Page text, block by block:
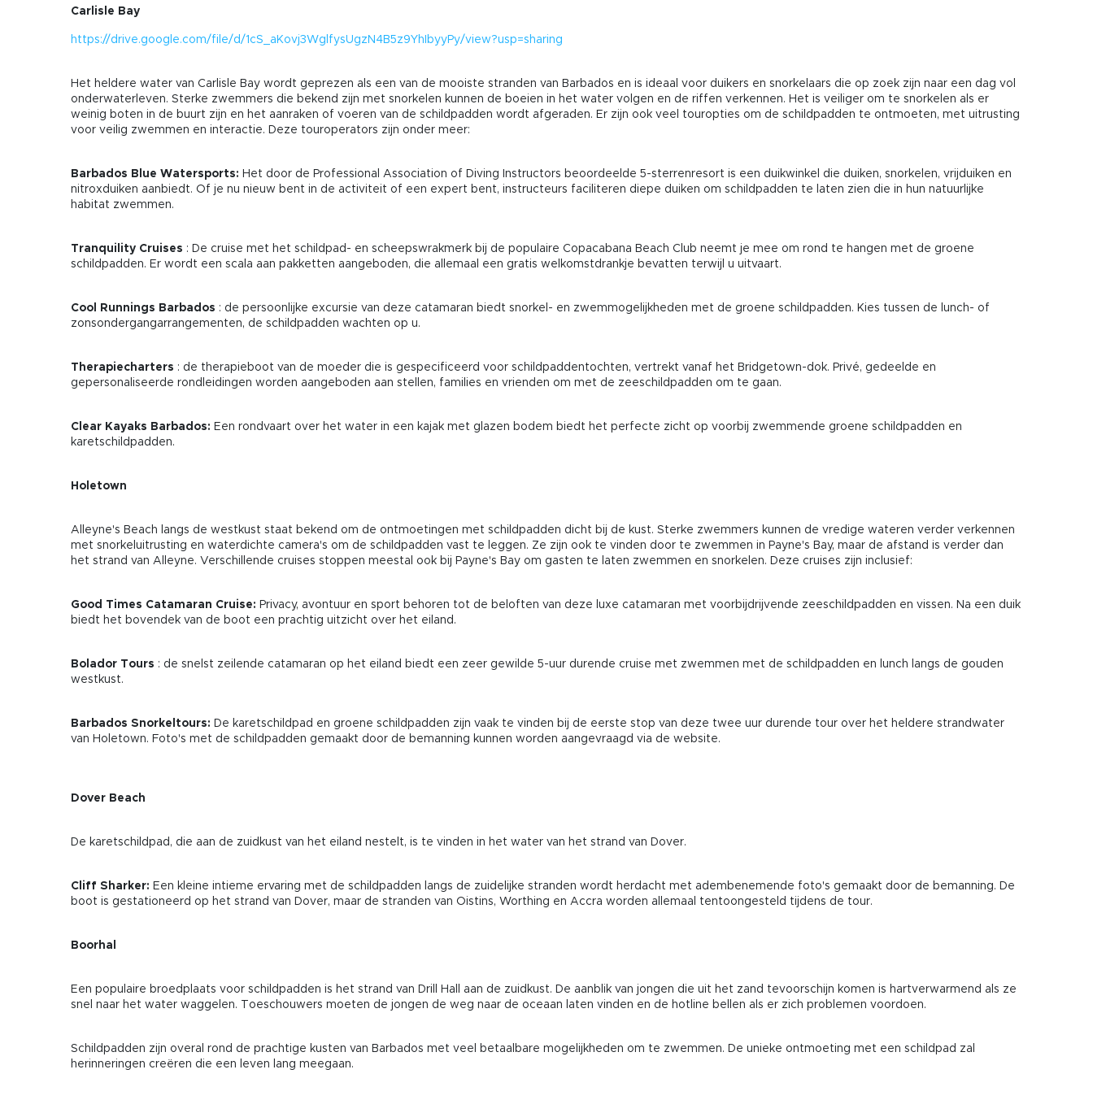
Carlisle Bay
https://drive.google.com/file/d/1cS_aKovj3WglfysUgzN4B5z9YhIbyyPy/view?usp=sharing
Het heldere water van Carlisle Bay wordt geprezen als een van de mooiste stranden van Barbados en is ideaal voor duikers en snorkelaars die op zoek zijn naar een dag vol
onderwaterleven. Sterke zwemmers die bekend zijn met snorkelen kunnen de boeien in het water volgen en de riffen verkennen. Het is veiliger om te snorkelen als er
weinig boten in de buurt zijn en het aanraken of voeren van de schildpadden wordt afgeraden. Er zijn ook veel touropties om de schildpadden te ontmoeten, met uitrusting
voor veilig zwemmen en interactie. Deze touroperators zijn onder meer:
Barbados Blue Watersports: Het door de Professional Association of Diving Instructors beoordeelde 5-sterrenresort is een duikwinkel die duiken, snorkelen, vrijduiken en
nitroxduiken aanbiedt. Of je nu nieuw bent in de activiteit of een expert bent, instructeurs faciliteren diepe duiken om schildpadden te laten zien die in hun natuurlijke
habitat zwemmen.
Tranquility Cruises : De cruise met het schildpad- en scheepswrakmerk bij de populaire Copacabana Beach Club neemt je mee om rond te hangen met de groene
schildpadden. Er wordt een scala aan pakketten aangeboden, die allemaal een gratis welkomstdrankje bevatten terwijl u uitvaart.
Cool Runnings Barbados : de persoonlijke excursie van deze catamaran biedt snorkel- en zwemmogelijkheden met de groene schildpadden. Kies tussen de lunch- of
zonsondergangarrangementen, de schildpadden wachten op u.
Therapiecharters : de therapieboot van de moeder die is gespecificeerd voor schildpaddentochten, vertrekt vanaf het Bridgetown-dok. Privé, gedeelde en
gepersonaliseerde rondleidingen worden aangeboden aan stellen, families en vrienden om met de zeeschildpadden om te gaan.
Clear Kayaks Barbados: Een rondvaart over het water in een kajak met glazen bodem biedt het perfecte zicht op voorbij zwemmende groene schildpadden en
karetschildpadden.
Holetown
Alleyne's Beach langs de westkust staat bekend om de ontmoetingen met schildpadden dicht bij de kust. Sterke zwemmers kunnen de vredige wateren verder verkennen
met snorkeluitrusting en waterdichte camera's om de schildpadden vast te leggen. Ze zijn ook te vinden door te zwemmen in Payne's Bay, maar de afstand is verder dan
het strand van Alleyne. Verschillende cruises stoppen meestal ook bij Payne's Bay om gasten te laten zwemmen en snorkelen. Deze cruises zijn inclusief:
Good Times Catamaran Cruise: Privacy, avontuur en sport behoren tot de beloften van deze luxe catamaran met voorbijdrijvende zeeschildpadden en vissen. Na een duik
biedt het bovendek van de boot een prachtig uitzicht over het eiland.
Bolador Tours : de snelst zeilende catamaran op het eiland biedt een zeer gewilde 5-uur durende cruise met zwemmen met de schildpadden en lunch langs de gouden
westkust.
Barbados Snorkeltours: De karetschildpad en groene schildpadden zijn vaak te vinden bij de eerste stop van deze twee uur durende tour over het heldere strandwater
van Holetown. Foto's met de schildpadden gemaakt door de bemanning kunnen worden aangevraagd via de website.
Dover Beach
De karetschildpad, die aan de zuidkust van het eiland nestelt, is te vinden in het water van het strand van Dover.
Cliff Sharker: Een kleine intieme ervaring met de schildpadden langs de zuidelijke stranden wordt herdacht met adembenemende foto's gemaakt door de bemanning. De
boot is gestationeerd op het strand van Dover, maar de stranden van Oistins, Worthing en Accra worden allemaal tentoongesteld tijdens de tour.
Boorhal
Een populaire broedplaats voor schildpadden is het strand van Drill Hall aan de zuidkust. De aanblik van jongen die uit het zand tevoorschijn komen is hartverwarmend als ze
snel naar het water waggelen. Toeschouwers moeten de jongen de weg naar de oceaan laten vinden en de hotline bellen als er zich problemen voordoen.
Schildpadden zijn overal rond de prachtige kusten van Barbados met veel betaalbare mogelijkheden om te zwemmen. De unieke ontmoeting met een schildpad zal
herinneringen creëren die een leven lang meegaan.